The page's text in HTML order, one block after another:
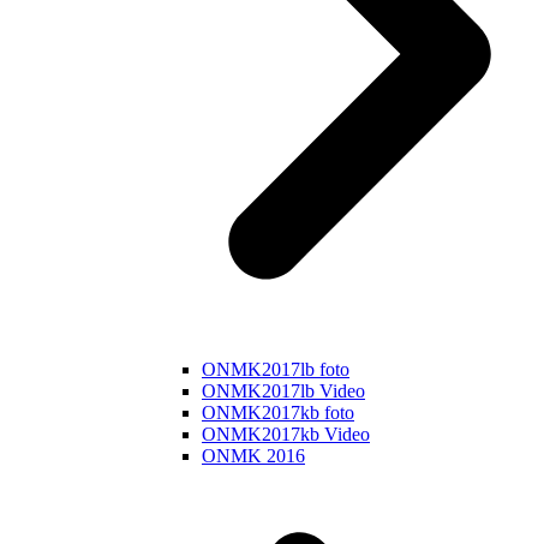
ONMK2017lb foto
ONMK2017lb Video
ONMK2017kb foto
ONMK2017kb Video
ONMK 2016